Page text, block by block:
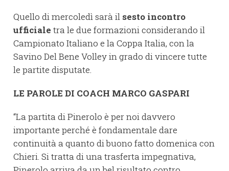
Quello di mercoledì sarà il sesto incontro
ufficiale tra le due formazioni considerando il
Campionato Italiano e la Coppa Italia, con la
Savino Del Bene Volley in grado di vincere tutte
le partite disputate.
LE PAROLE DI COACH MARCO GASPARI
“La partita di Pinerolo è per noi davvero
importante perché è fondamentale dare
continuità a quanto di buono fatto domenica con
Chieri. Si tratta di una trasferta impegnativa,